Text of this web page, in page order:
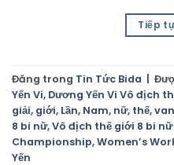
Tiếp
Đăng trong Tin Tức Bida
Yến Vi, Dương Yến Vi Vô địch
giải, giới, Lần, Nam, nữ, thế,van
8 bi nữ,Vô địch thế giới 8 bi nữ
Championship,Women’s
Yến